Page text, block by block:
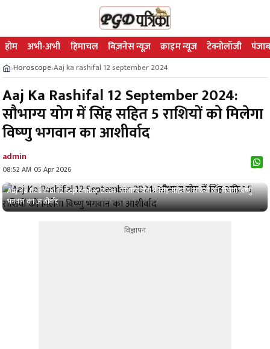
होम अभी-अभी हिमाचल बिज़नेस न्यूज़ क्राइम न्यूज टेक्नोलॉजी
›Horoscope›Aaj ka rashifal 12 september 2024
Aaj Ka Rashifal 12 September 2024:
सौभाग्‍य योग में सिंह सहित 5 राशियों को मिलेगा
विष्‍णु भगवान का आशीर्वाद
admin
08:52 AM 05 Apr 2026
Aaj Ka Rashifal 12 September 2024: सौभाग्‍य योग में सिंह सहित 5 राशियों को मिलेगा विष्‍णु
भगवान का आशीर्वाद
विज्ञापन